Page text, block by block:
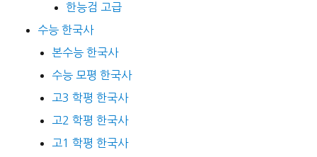
한능검 고급
수능 한국사
본수능 한국사
수능 모평 한국사
고3 학평 한국사
고2 학평 한국사
고1 학평 한국사